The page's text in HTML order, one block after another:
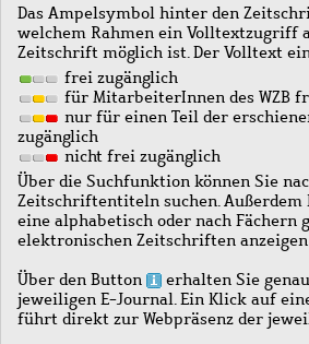
Das Ampelsymbol hinter den
welchem Rahmen ein Volltextzugriff
Zeitschrift möglich ist. Der Volltext
frei zugänglich
für MitarbeiterInnen des WZB
nur für einen Teil der
zugänglich
nicht frei zugänglich
Über die Suchfunktion können Sie
Zeitschriftentiteln suchen. Außerdem
eine alphabetisch oder nach Fächern
elektronischen Zeitschriften anzeigen
Über den Button
erhalten Sie
jeweiligen E-Journal. Ein Klick auf
führt direkt zur Webpräsenz der